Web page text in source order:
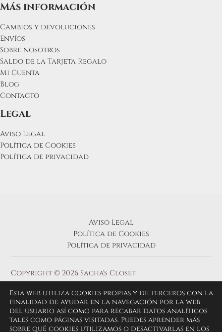
Más información
Cambios y devoluciones
Envíos
Sobre nosotros
Saldo de la Tarjeta Regalo
Mi Cuenta
Blog
Contacto
Legal
Aviso Legal
Política de Cookies
Política de privacidad
Aviso Legal
Política de Cookies
Política de privacidad
Copyright © 2026 Sacha's Closet
Esta web utiliza cookies propias y de terceros con la
finalidad de ayudar en la navegación por la web
del usuario así como para recabar datos analíticos
tales como páginas visitadas. Puedes aprender más
sobre qué cookies utilizamos o desactivarlas en los